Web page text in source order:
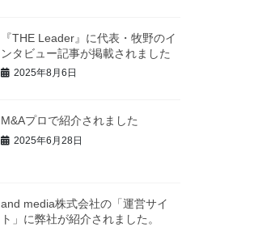
『THE Leader』に代表・牧野のイ
ンタビュー記事が掲載されました
2025年8月6日
M&Aプロで紹介されました
2025年6月28日
and media株式会社の「運営サイ
ト」に弊社が紹介されました。